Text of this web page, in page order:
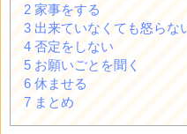
2 家事をする
3 出来ていなくても怒らな
4 否定をしない
5 お願いごとを聞く
6 休ませる
7 まとめ